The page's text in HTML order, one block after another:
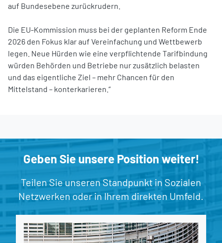
auf Bundesebene zurückrudern.
Die EU-Kommission muss bei der geplanten Reform Ende
2026 den Fokus klar auf Vereinfachung und Wettbewerb
legen. Neue Hürden wie eine verpflichtende Tarifbindung
würden Behörden und Betriebe nur zusätzlich belasten
und das eigentliche Ziel – mehr Chancen für den
Mittelstand – konterkarieren.“
Geben Sie unsere Position weiter!
Teilen Sie unseren Standpunkt in Sozialen
Netzwerken oder in Ihrem direkten Umfeld.